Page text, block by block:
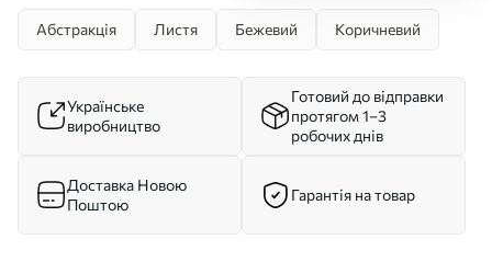
Абстракція Листя Бежевий Коричневий
Українське
виробництво
Готовий до відправки
протягом 1–3
робочих днів
Доставка Новою
Поштою
Гарантія на товар